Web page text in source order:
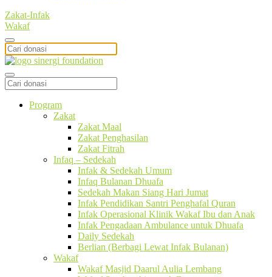
Zakat-Infak
Wakaf
Program
Zakat
Zakat Maal
Zakat Penghasilan
Zakat Fitrah
Infaq – Sedekah
Infak & Sedekah Umum
Infaq Bulanan Dhuafa
Sedekah Makan Siang Hari Jumat
Infak Pendidikan Santri Penghafal Quran
Infak Operasional Klinik Wakaf Ibu dan Anak
Infak Pengadaan Ambulance untuk Dhuafa
Daily Sedekah
Berlian (Berbagi Lewat Infak Bulanan)
Wakaf
Wakaf Masjid Daarul Aulia Lembang